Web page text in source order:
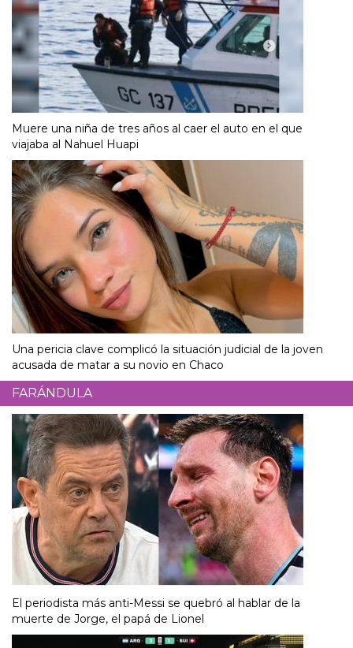
Muere una niña de tres años al caer el auto en el que
viajaba al Nahuel Huapi
Una pericia clave complicó la situación judicial de la joven
acusada de matar a su novio en Chaco
FARÁNDULA
El periodista más anti-Messi se quebró al hablar de la
muerte de Jorge, el papá de Lionel